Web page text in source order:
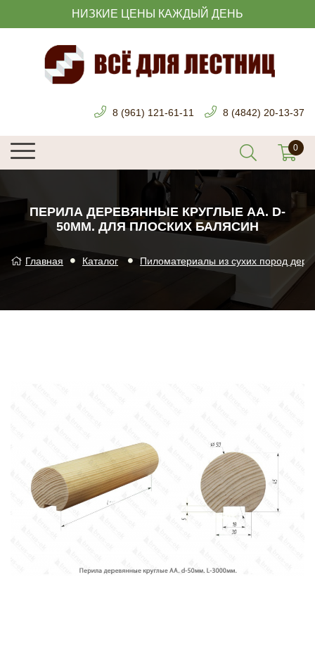
НИЗКИЕ ЦЕНЫ КАЖДЫЙ ДЕНЬ
8 (961) 121-61-11 8 (4842) 20-13-37
ПЕРИЛА ДЕРЕВЯННЫЕ КРУГЛЫЕ AA. D-
50ММ. ДЛЯ ПЛОСКИХ БАЛЯСИН
Главная Каталог Пиломатериалы из сухих пород